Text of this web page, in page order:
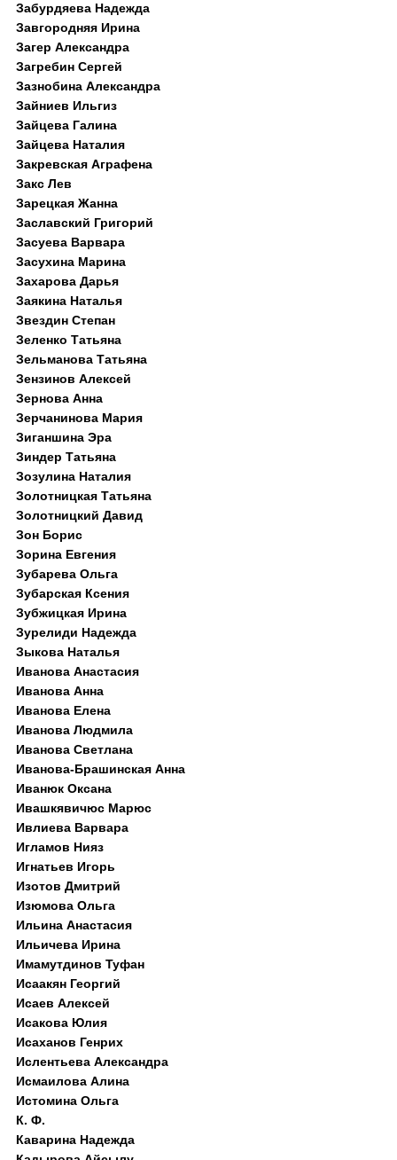
Забурдяева Надежда
Завгородняя Ирина
Загер Александра
Загребин Сергей
Зазнобина Александра
Зайниев Ильгиз
Зайцева Галина
Зайцева Наталия
Закревская Аграфена
Закс Лев
Зарецкая Жанна
Заславский Григорий
Засуева Варвара
Засухина Марина
Захарова Дарья
Заякина Наталья
Звездин Степан
Зеленко Татьяна
Зельманова Татьяна
Зензинов Алексей
Зернова Анна
Зерчанинова Мария
Зиганшина Эра
Зиндер Татьяна
Зозулина Наталия
Золотницкая Татьяна
Золотницкий Давид
Зон Борис
Зорина Евгения
Зубарева Ольга
Зубарская Ксения
Зубжицкая Ирина
Зурелиди Надежда
Зыкова Наталья
Иванова Анастасия
Иванова Анна
Иванова Елена
Иванова Людмила
Иванова Светлана
Иванова-Брашинская Анна
Иванюк Оксана
Ивашкявичюс Марюс
Ивлиева Варвара
Игламов Нияз
Игнатьев Игорь
Изотов Дмитрий
Изюмова Ольга
Ильина Анастасия
Ильичева Ирина
Имамутдинов Туфан
Исаакян Георгий
Исаев Алексей
Исакова Юлия
Исаханов Генрих
Ислентьева Александра
Исмаилова Алина
Истомина Ольга
К. Ф.
Каварина Надежда